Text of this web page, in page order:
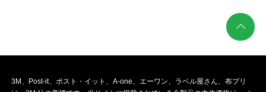
3M、Post-it、ポスト・イット、A-one、エーワン、ラベル屋さん、布プリ